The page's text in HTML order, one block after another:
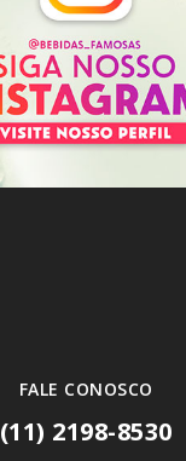
FALE CONOSCO
(11) 2198-8530